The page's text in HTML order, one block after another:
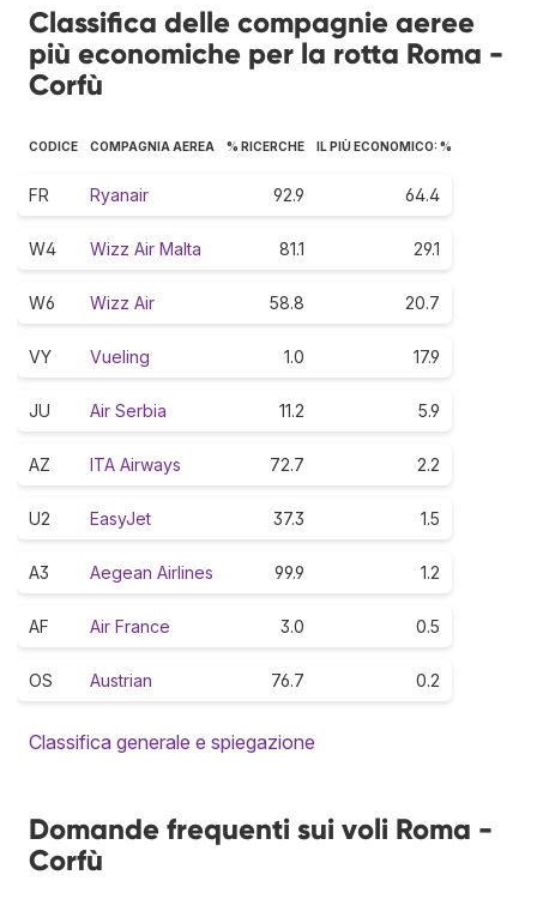
Classifica delle compagnie aeree
più economiche per la rotta Roma -
Corfù
CODICE COMPAGNIA AEREA % RICERCHE IL PIÙ ECONOMICO: %
FR Ryanair 92.9 64.4
W4 Wizz Air Malta 81.1 29.1
W6 Wizz Air 58.8 20.7
VY Vueling 1.0 17.9
JU Air Serbia 11.2 5.9
AZ ITA Airways 72.7 2.2
U2 EasyJet 37.3 1.5
A3 Aegean Airlines 99.9 1.2
AF Air France 3.0 0.5
OS Austrian 76.7 0.2
Classifica generale e spiegazione
Domande frequenti sui voli Roma -
Corfù